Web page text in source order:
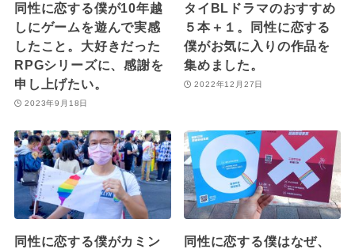
同性に恋する僕が10年越
しにゲームを遊んで実感
したこと。大好きだった
RPGシリーズに、感謝を
申し上げたい。
2023年9月18日
タイBLドラマのおすすめ
５本＋１。同性に恋する
僕がお気に入りの作品を
集めました。
2022年12月27日
同性に恋する僕がカミン
同性に恋する僕はなぜ、